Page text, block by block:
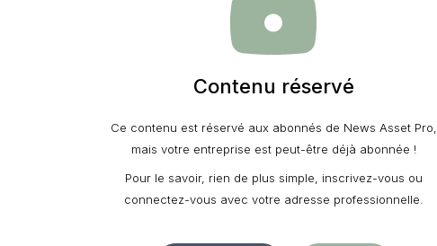
Contenu réservé
Ce contenu est réservé aux abonnés de News Asset Pro,
mais votre entreprise est peut-être déjà abonnée !
Pour le savoir, rien de plus simple, inscrivez-vous ou
connectez-vous avec votre adresse professionnelle.